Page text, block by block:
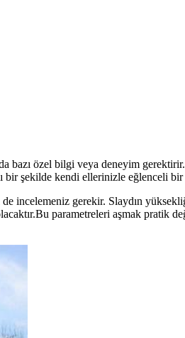
bazı özel bilgi veya deneyim
bir şekilde kendi ellerinizle eğlenceli bir
incelemeniz gerekir. Slaydın
parametreleri aşmak pratik